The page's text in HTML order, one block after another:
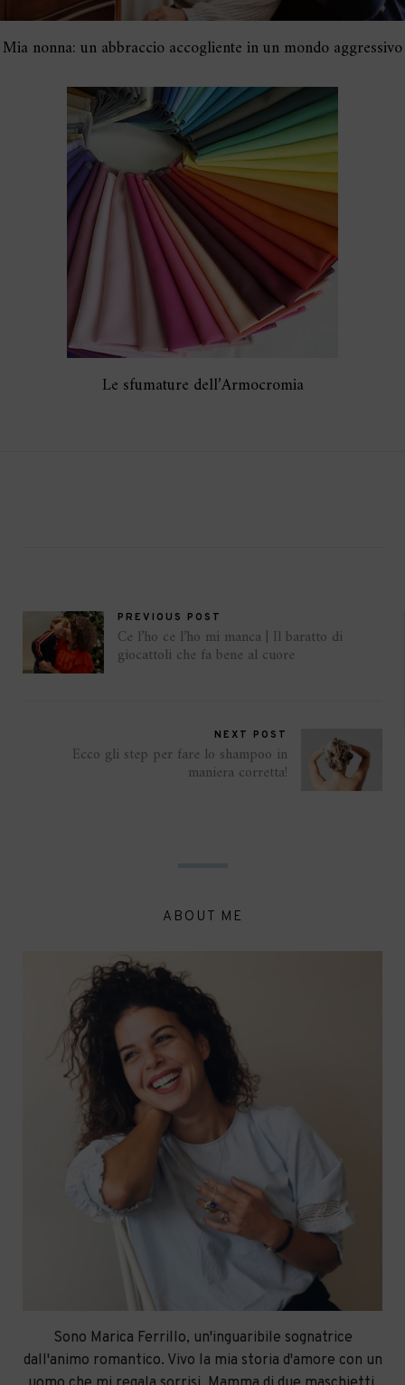
Mia nonna: un abbraccio accogliente in un mondo aggressivo
Le sfumature dell’Armocromia
PREVIOUS POST
Ce l’ho ce l’ho mi manca | Il baratto di
giocattoli che fa bene al cuore
NEXT POST
Ecco gli step per fare lo shampoo in
maniera corretta!
ABOUT ME
Sono Marica Ferrillo, un'inguaribile sognatrice
dall'animo romantico. Vivo la mia storia d'amore con un